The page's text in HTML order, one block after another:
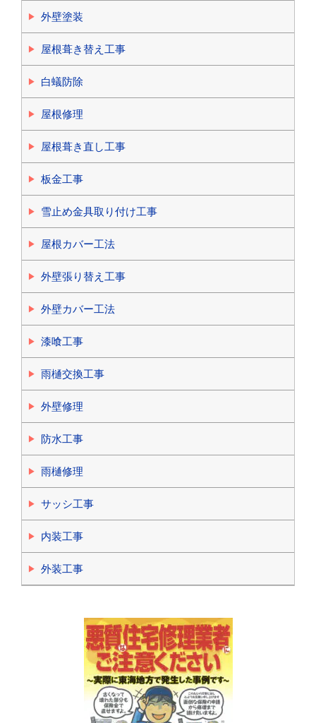
外壁塗装
屋根葺き替え工事
白蟻防除
屋根修理
屋根葺き直し工事
板金工事
雪止め金具取り付け工事
屋根カバー工法
外壁張り替え工事
外壁カバー工法
漆喰工事
雨樋交換工事
外壁修理
防水工事
雨樋修理
サッシ工事
内装工事
外装工事